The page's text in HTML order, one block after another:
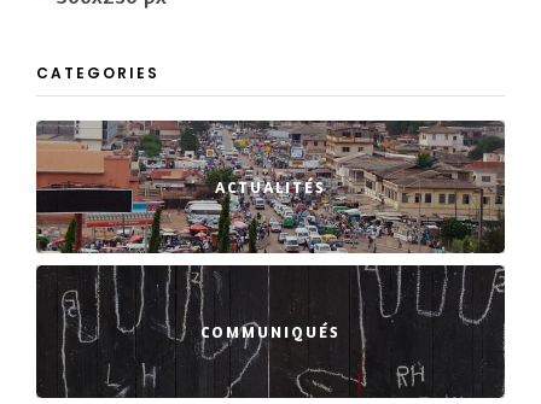
CATEGORIES
ACTUALITÉS
COMMUNIQUÉS